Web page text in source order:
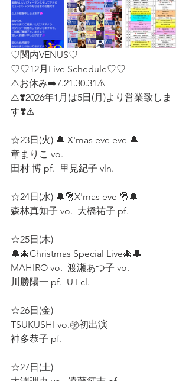
♡関内VENUS♡
♡♡12月Live Schedule♡♡
⚠️お休み➡️7.21.30.31⚠️
⚠️❣️2026年1月は5日(月)より営業致しま
す❣️⚠️
☆23日(火) 🔔 X'mas eve eve 🔔
章まりこ vo.
田村 博 pf.  里見紀子 vln.
☆24日(水) 🔔🎅X'mas eve 🎅🔔
森林真知子 vo.  大橋祐子 pf.
☆25日(木)
🔔🎄Christmas Special Live🎄🔔
MAHIRO vo.  渡瀬あつ子 vo.
川勝陽一 pf.  U I cl.
☆26日(金)
TSUKUSHI vo.㊗️初出演
神多恭子 pf.
☆27日(土)